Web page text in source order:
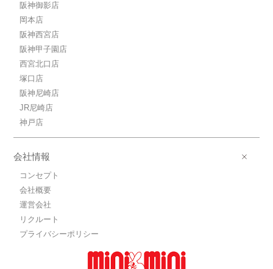
阪神御影店
岡本店
阪神西宮店
阪神甲子園店
西宮北口店
塚口店
阪神尼崎店
JR尼崎店
神戸店
会社情報
コンセプト
会社概要
運営会社
リクルート
プライバシーポリシー